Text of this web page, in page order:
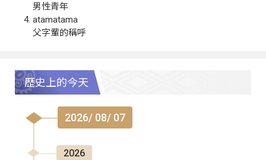
男性青年
atamatama
父字輩的稱呼
歷史上的今天
2026/ 08/ 07
2026